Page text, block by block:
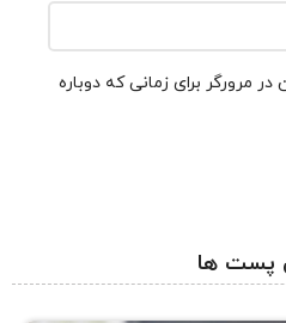
مرورگر برای زمانی که دوباره
پست ها